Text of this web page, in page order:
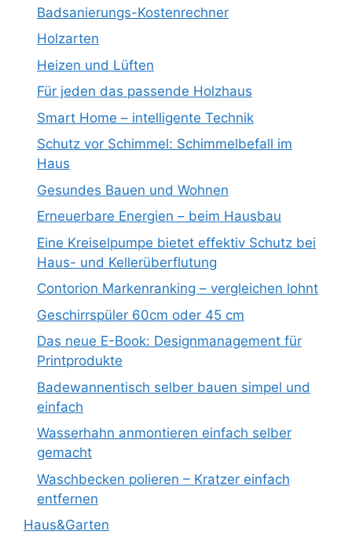
Badsanierungs-Kostenrechner
Holzarten
Heizen und Lüften
Für jeden das passende Holzhaus
Smart Home – intelligente Technik
Schutz vor Schimmel: Schimmelbefall im
Haus
Gesundes Bauen und Wohnen
Erneuerbare Energien – beim Hausbau
Eine Kreiselpumpe bietet effektiv Schutz bei
Haus- und Kellerüberflutung
Contorion Markenranking – vergleichen lohnt
Geschirrspüler 60cm oder 45 cm
Das neue E-Book: Designmanagement für
Printprodukte
Badewannentisch selber bauen simpel und
einfach
Wasserhahn anmontieren einfach selber
gemacht
Waschbecken polieren – Kratzer einfach
entfernen
Haus&Garten